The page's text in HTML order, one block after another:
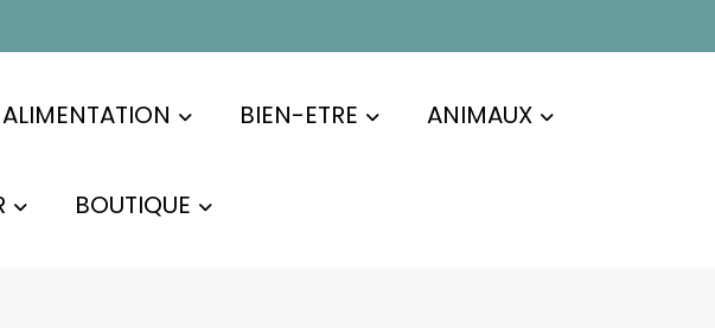
ALIMENTATION BIEN-ETRE ANIMAUX
BOUTIQUE